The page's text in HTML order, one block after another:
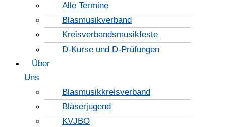
Alle Termine
Blasmusikverband
Kreisverbandsmusikfeste
D-Kurse und D-Prüfungen
Über
Uns
Blasmusikkreisverband
Bläserjugend
KVJBO